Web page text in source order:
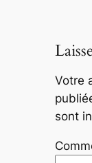
Votre
sont